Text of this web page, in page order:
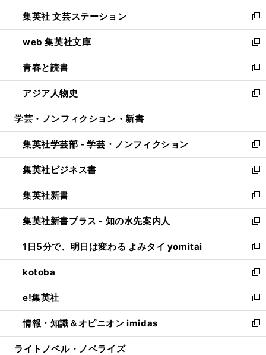
開
く
ウ
ィ
ン
ド
ウ
で
開
く
し
い
ウ
ィ
ン
ド
ウ
で
開
集英社 文芸ステーション
新
し
い
ウ
ィ
ン
ド
ウ
開
く
web 集英社文庫
新
し
い
ウ
ィ
ン
ウ
で
開
く
青春と読書
新
し
い
ウ
ン
ド
ウ
で
開
く
アジア人物史
新
し
ウ
ィ
ン
ド
ウ
で
開
く
学芸・ノンフィクション・新書
集英社学芸部 - 学芸・ノンフィクション
新
し
い
ウ
ィ
ン
ド
ウ
で
開
く
集英社ビジネス書
新
し
い
ウ
ィ
ン
ド
ウ
で
開
く
集英社新書
新
し
い
ウ
ィ
ン
ド
ウ
で
開
く
集英社新書プラス - 知の水先案内人
新
し
い
ウ
ィ
ン
ド
ウ
で
開
1日5分で、明日は変わる よみタイ yomitai
新
し
い
ウ
ィ
ン
ド
ウ
kotoba
新
し
い
ウ
ィ
ン
e!集英社
新
し
い
ウ
情報・知識＆オピニオン imidas
新
し
ライトノベル・ノベライズ